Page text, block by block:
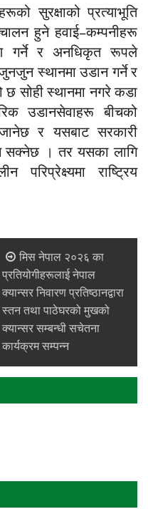
सुरक्षाको प्रत्याभूति
हुने हवाई–कम्पनीहरू
गर्ने र अनधिकृत रूपले
स्थानमा उडान गर्ने र
छ सोही स्थानमा नगरे कडा
उडानसेवाहरू बीचको
र यसबाट सरकारी
सक्नेछ । तर यसका लागि
परिप्रेक्ष्यमा राष्ट्रिय
मिस नेपाल २०२६ का
प्रतियोगीहरूलाई नेपाल
क्यान्सर निवारण प्रतिष्ठानद्वारा
स्तन तथा पाठेघरको मुखको
क्यान्सर सम्बन्धी सचेतना
कार्यक्रम सम्पन्न